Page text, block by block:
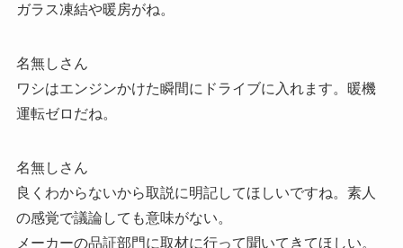
ガラス凍結や暖房がね。
名無しさん
ワシはエンジンかけた瞬間にドライブに入れます。暖機
運転ゼロだね。
名無しさん
良くわからないから取説に明記してほしいですね。素人
の感覚で議論しても意味がない。
メーカーの品証部門に取材に行って聞いてきてほしい。